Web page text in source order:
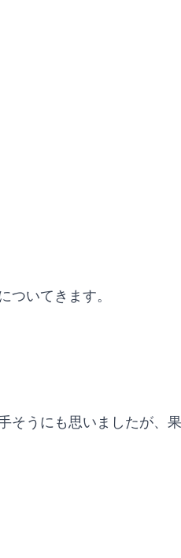
いてきます。
うにも思いましたが、